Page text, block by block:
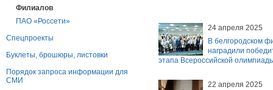
Филиалов
ПАО «Россети»
Спецпроекты
Буклеты, брошюры, листовки
Порядок запроса информации для
СМИ
24 апреля 2025
В белгородском
наградили
этапа Всероссийской
22 апреля 2025